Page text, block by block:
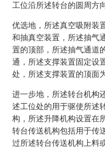
工位沿所述转台的圆周方
优选地，所述真空吸附装
和抽真空装置，所述抽气
置的顶部，所述抽气通道
通，所述支撑装置固定设
处，所述支撑装置的顶面
进一步地，所述转台机构
述工位处的用于驱使所述
构，所述升降机构设置在
转台传送机构包括用于传
过所述转台传送机构上料